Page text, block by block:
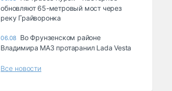
обновляют 65-метровый мост через
реку Грайворонка
06.08 Во Фрунзенском районе
Владимира МАЗ протаранил Lada Vesta
Все новости